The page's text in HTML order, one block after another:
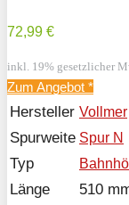
72,99 €
inkl. 19% gesetzlicher
Zum Angebot *
Hersteller Vollmer
Spurweite Spur N
Typ
Länge
510